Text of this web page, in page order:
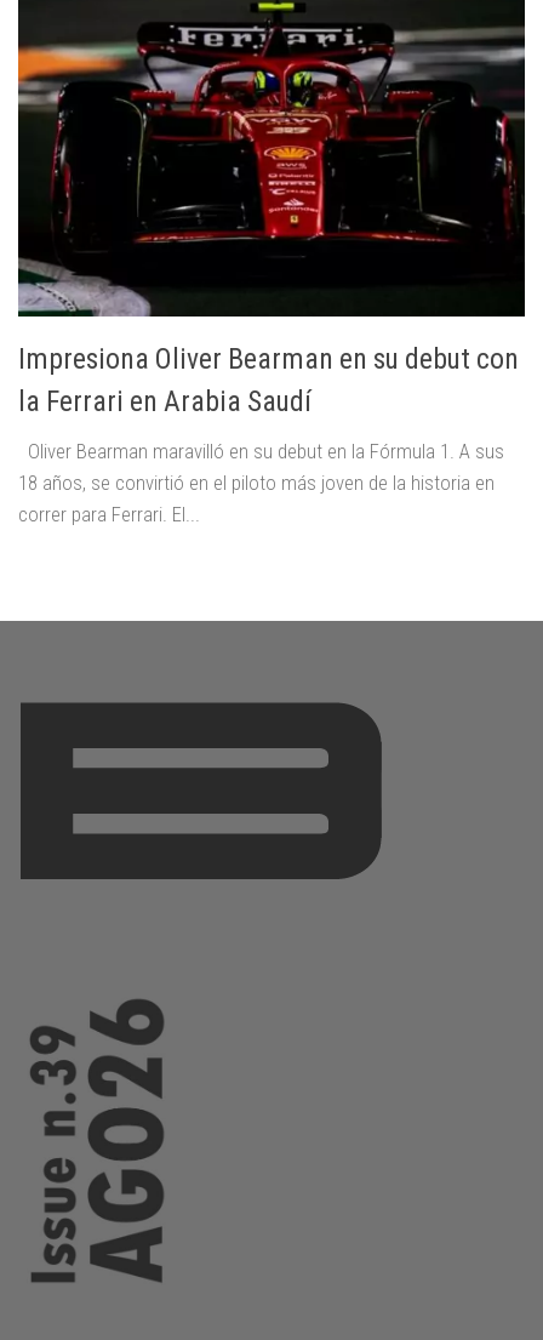
Impresiona Oliver Bearman en su debut con
la Ferrari en Arabia Saudí
Oliver Bearman maravilló en su debut en la Fórmula 1. A sus
18 años, se convirtió en el piloto más joven de la historia en
correr para Ferrari. El...